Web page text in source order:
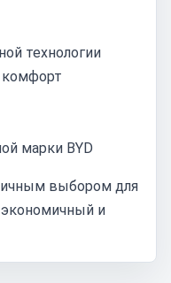
технологии
марки BYD
выбором для
и